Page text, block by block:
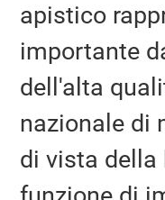
apistico
importante
dell'alta
nazionale di
di vista della